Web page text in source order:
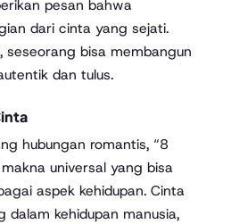
pesan bahwa
dari cinta yang sejati.
seseorang bisa membangun
dan tulus.
hubungan romantis, “8
universal yang bisa
aspek kehidupan. Cinta
dalam kehidupan manusia,